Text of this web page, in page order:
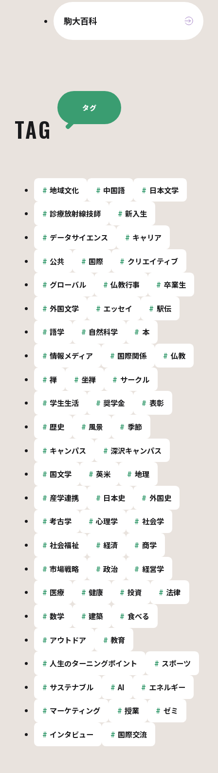
駒大百科
TAG
タグ
地域文化 中国語 日本文学
診療放射線技師 新入生
データサイエンス キャリア
公共 国際 クリエイティブ
グローバル 仏教行事 卒業生
外国文学 エッセイ 駅伝
語学 自然科学 本
情報メディア 国際関係 仏教
禅 坐禅 サークル
学生生活 奨学金 表彰
歴史 風景 季節
キャンパス 深沢キャンパス
国文学 英米 地理
産学連携 日本史 外国史
考古学 心理学 社会学
社会福祉 経済 商学
市場戦略 政治 経営学
医療 健康 投資 法律
数学 建築 食べる
アウトドア 教育
人生のターニングポイント スポーツ
サステナブル AI エネルギー
マーケティング 授業 ゼミ
インタビュー 国際交流